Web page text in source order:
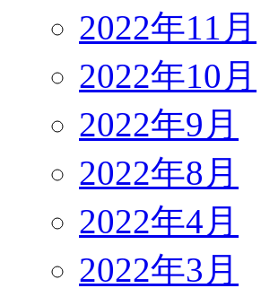
2022年11月
2022年10月
2022年9月
2022年8月
2022年4月
2022年3月